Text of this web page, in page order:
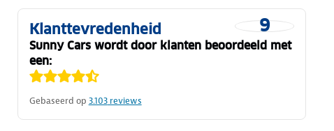
9
Klanttevredenheid
Sunny Cars wordt door klanten beoordeeld met
een:
Gebaseerd op 3.103reviews